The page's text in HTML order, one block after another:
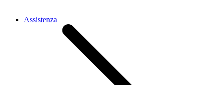
Assistenza